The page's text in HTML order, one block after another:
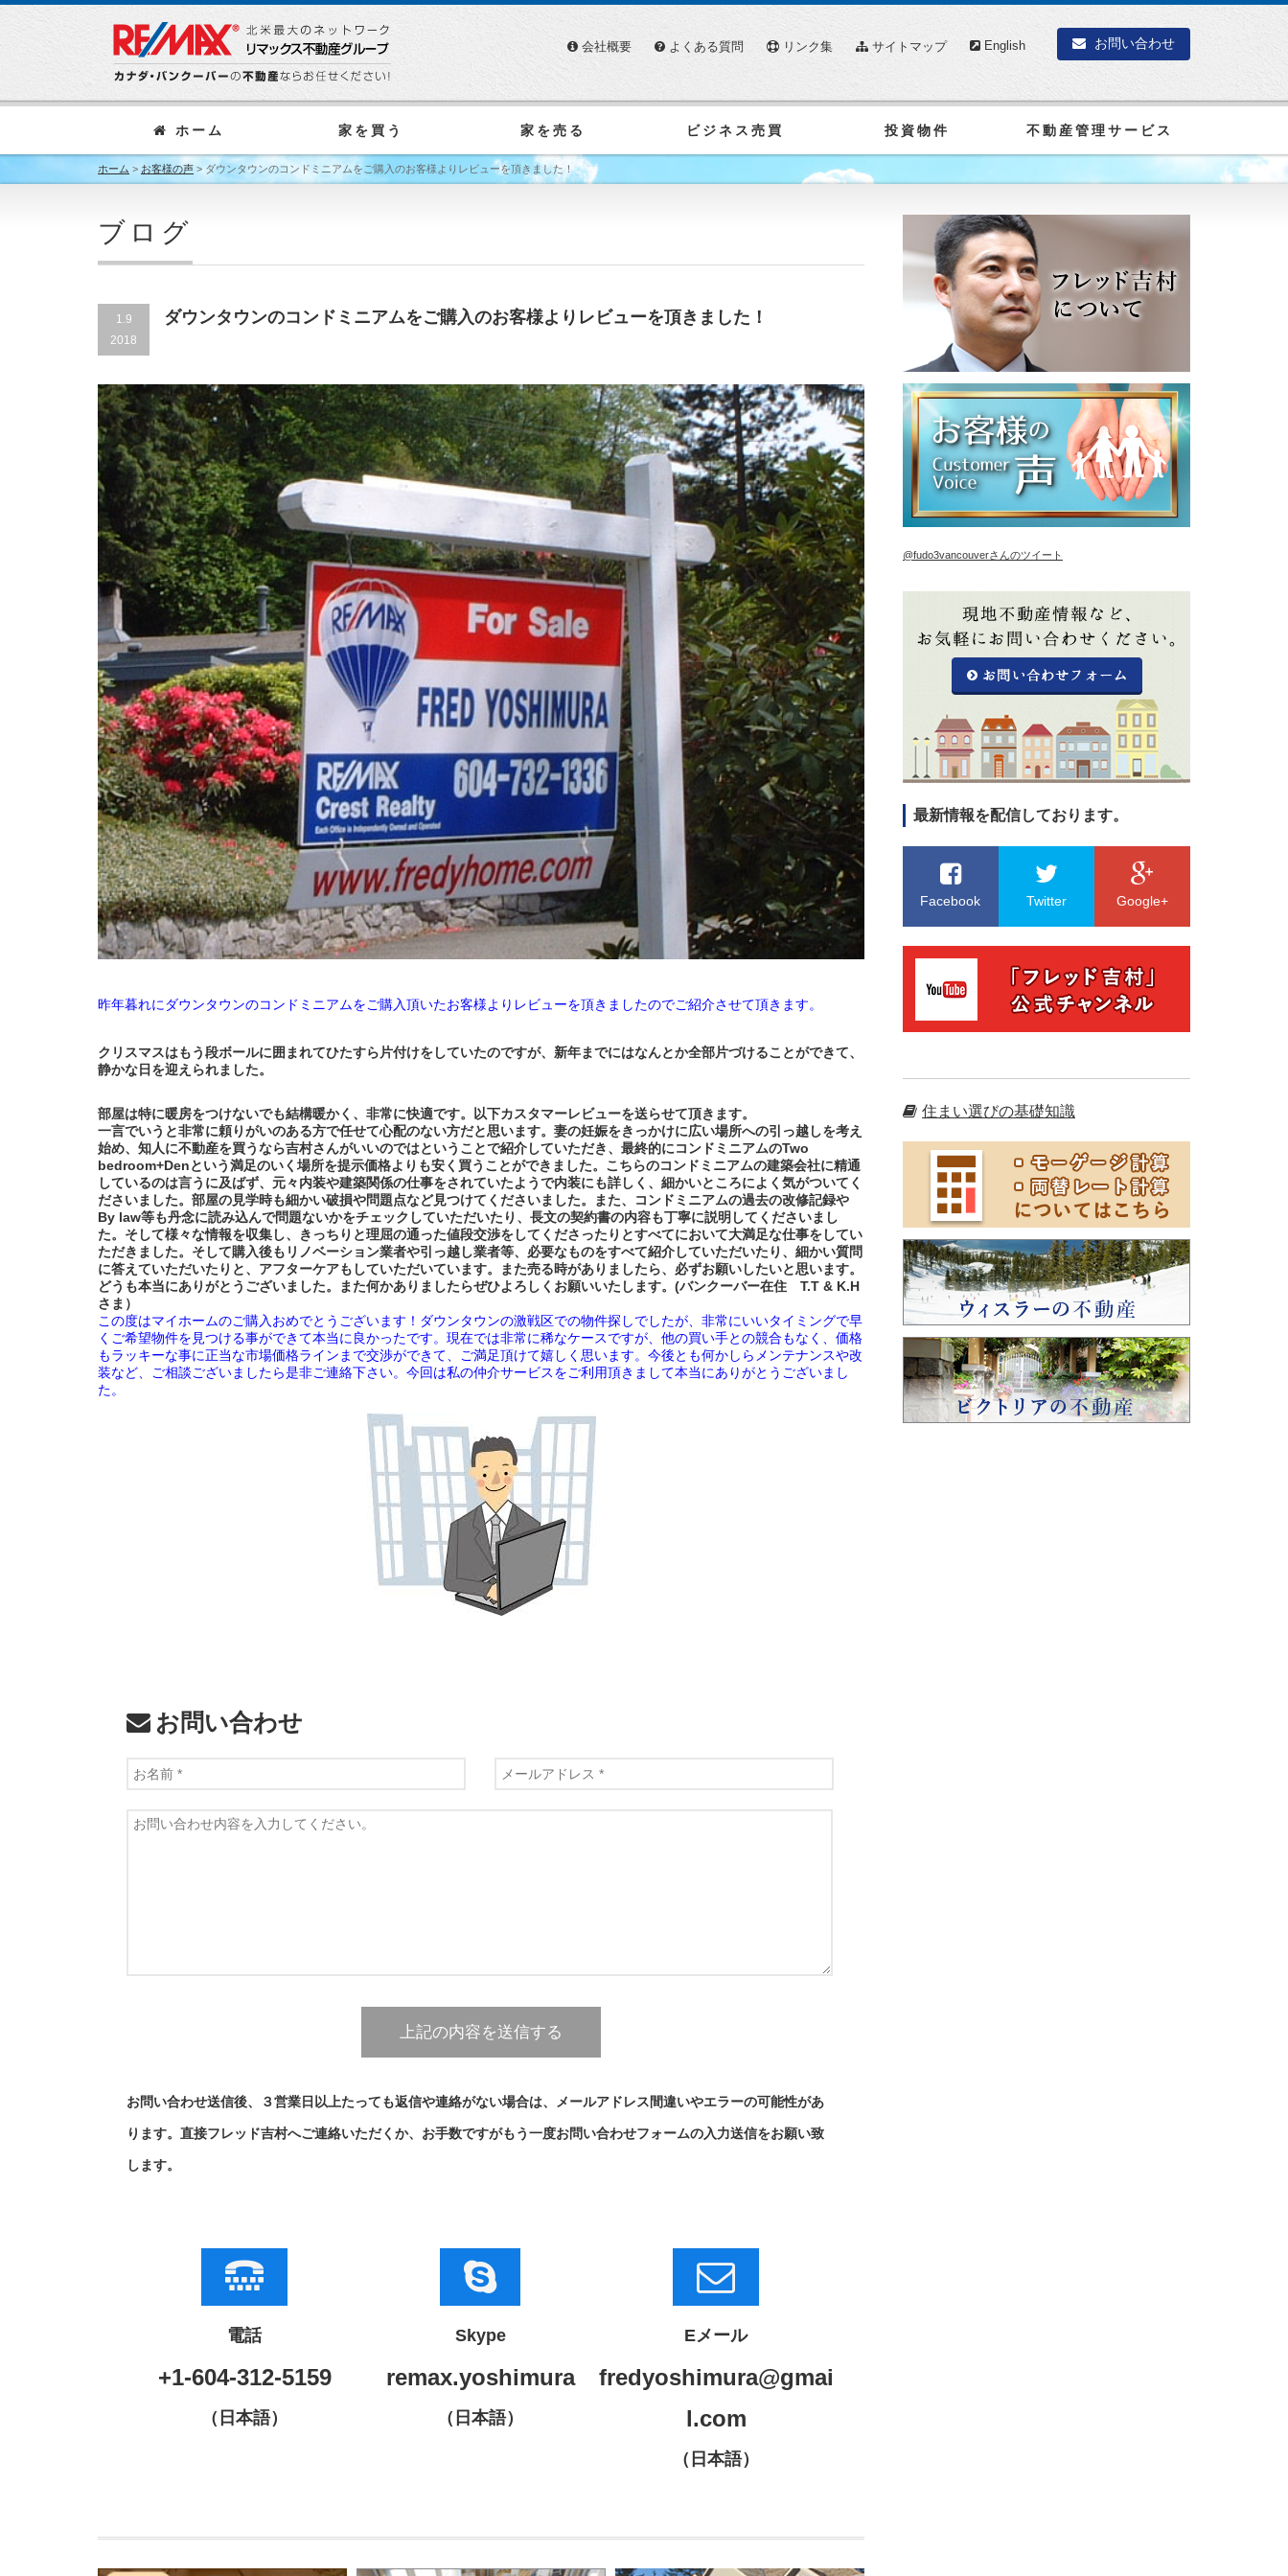
ホーム 家を買う 家を売る ビジネス売買 投資物件 不動産管理サービス
会社概要 よくある質問 リンク集 サイトマップ English お問い合わせ
ホーム > お客様の声 >ダウンタウンのコンドミニアムをご購入のお客様よりレビューを頂きました！
ブログ
1.9
2018
ダウンタウンのコンドミニアムをご購入のお客様よりレビューを頂きました！
昨年暮れにダウンタウンのコンドミニアムをご購入頂いたお客様よりレビューを頂きましたのでご紹介させて頂きます。
クリスマスはもう段ボールに囲まれてひたすら片付けをしていたのですが、新年までにはなんとか全部片づけることができて、
静かな日を迎えられました。
部屋は特に暖房をつけないでも結構暖かく、非常に快適です。以下カスタマーレビューを送らせて頂きます。
一言でいうと非常に頼りがいのある方で任せて心配のない方だと思います。妻の妊娠をきっかけに広い場所への引っ越しを考え
始め、知人に不動産を買うなら吉村さんがいいのではということで紹介していただき、最終的にコンドミニアムのTwo
bedroom+Denという満足のいく場所を提示価格よりも安く買うことができました。こちらのコンドミニアムの建築会社に精通
しているのは言うに及ばず、元々内装や建築関係の仕事をされていたようで内装にも詳しく、細かいところによく気がついてく
ださいました。部屋の見学時も細かい破損や問題点など見つけてくださいました。また、コンドミニアムの過去の改修記録や
By law等も丹念に読み込んで問題ないかをチェックしていただいたり、長文の契約書の内容も丁寧に説明してくださいまし
た。そして様々な情報を収集し、きっちりと理屈の通った値段交渉をしてくださったりとすべてにおいて大満足な仕事をしてい
ただきました。そして購入後もリノベーション業者や引っ越し業者等、必要なものをすべて紹介していただいたり、細かい質問
に答えていただいたりと、アフターケアもしていただいています。また売る時がありましたら、必ずお願いしたいと思います。
どうも本当にありがとうございました。また何かありましたらぜひよろしくお願いいたします。(バンクーバー在住 T.T & K.H
さま）
この度はマイホームのご購入おめでとうございます！ダウンタウンの激戦区での物件探しでしたが、非常にいいタイミングで早
くご希望物件を見つける事ができて本当に良かったです。現在では非常に稀なケースですが、他の買い手との競合もなく、価格
もラッキーな事に正当な市場価格ラインまで交渉ができて、ご満足頂けて嬉しく思います。今後とも何かしらメンテナンスや改
装など、ご相談ございましたら是非ご連絡下さい。今回は私の仲介サービスをご利用頂きまして本当にありがとうございまし
た。
お問い合わせ
お問い合わせ送信後、３営業日以上たっても返信や連絡がない場合は、メールアドレス間違いやエラーの可能性があ
ります。直接フレッド吉村へご連絡いただくか、お手数ですがもう一度お問い合わせフォームの入力送信をお願い致
します。
電話
+1-604-312-5159
（日本語）
Skype
remax.yoshimura
（日本語）
Eメール
fredyoshimura@gmai
l.com
（日本語）
@fudo3vancouverさんのツイート
最新情報を配信しております。
Facebook Twitter Google+
住まい選びの基礎知識